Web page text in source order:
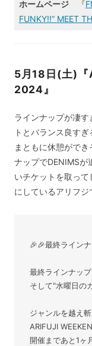
ホームページ『
FUNKY!!” MEET
5月18日(土)『
2024』
ラインナップが凄
トとバランス良す
まともに休憩がで
ナップでDENIMSが
いチケットを取っ
にしているアリフジ
🎉🎉最終ライン
最終ラインナッ
そして"水曜日の
ジャンルを越え
ARIFUJI
開催まであと1ヶ